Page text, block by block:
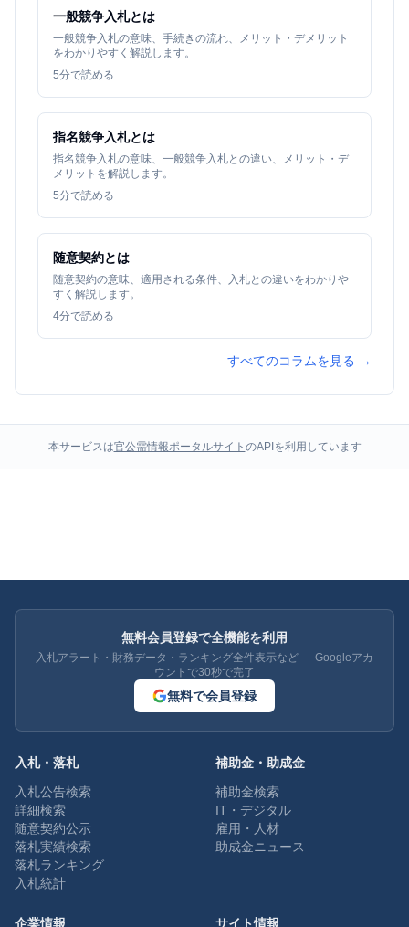
一般競争入札とは
一般競争入札の意味、手続きの流れ、メリット・デメリット
をわかりやすく解説します。
5分で読める
指名競争入札とは
指名競争入札の意味、一般競争入札との違い、メリット・デ
メリットを解説します。
5分で読める
随意契約とは
随意契約の意味、適用される条件、入札との違いをわかりや
すく解説します。
4分で読める
すべてのコラムを見る →
本サービスは官公需情報ポータルサイト のAPIを利用しています
無料会員登録で全機能を利用
入札アラート・財務データ・ランキング全件表示など — Googleアカ
ウントで30秒で完了
無料で会員登録
入札・落札
入札公告検索
詳細検索
随意契約公示
落札実績検索
落札ランキング
入札統計
補助金・助成金
補助金検索
IT・デジタル
雇用・人材
助成金ニュース
企業情報 サイト情報